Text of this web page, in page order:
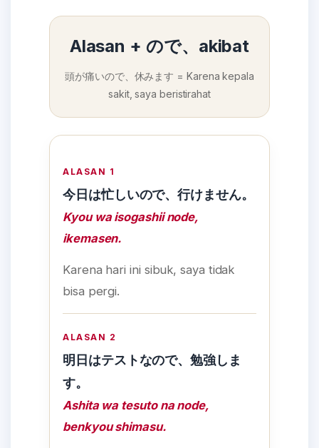
Alasan + ので、akibat
頭が痛いので、休みます = Karena kepala
sakit, saya beristirahat
ALASAN 1
今日は忙しいので、行けません。
Kyou wa isogashii node,
ikemasen.
Karena hari ini sibuk, saya tidak
bisa pergi.
ALASAN 2
明日はテストなので、勉強しま
す。
Ashita wa tesuto na node,
benkyou shimasu.